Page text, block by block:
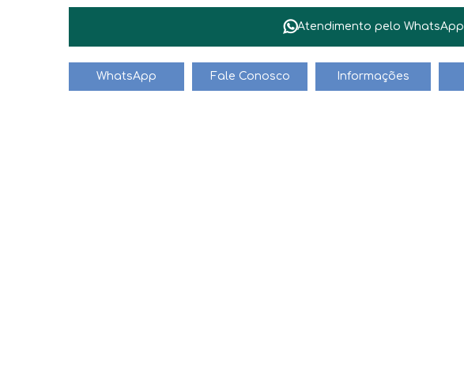
Atendimento pelo WhatsApp
WhatsApp Fale Conosco Informações